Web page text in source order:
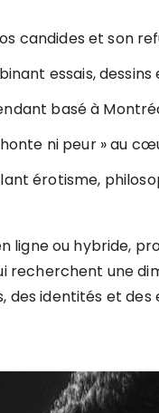
candides et son
essais,
basé à
honte ni peur » au
érotisme,
ou hybride,
recherchent une
identités et